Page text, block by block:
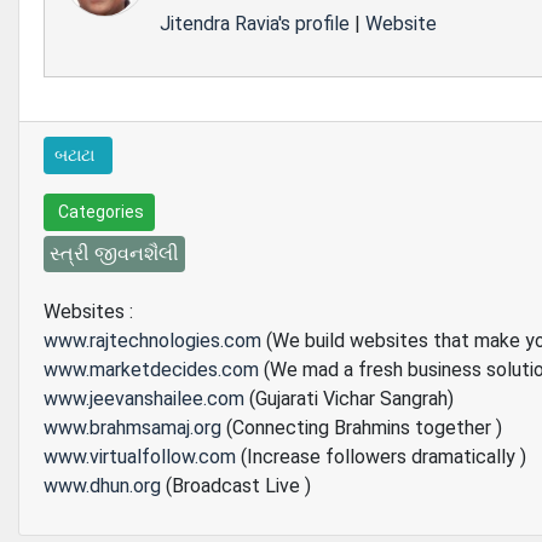
Jitendra Ravia's profile | Website
બટાટા
Categories
સ્ત્રી જીવનશૈલી
Websites :
www.rajtechnologies.com (We build websites that make
www.marketdecides.com (We mad a fresh business
www.jeevanshailee.com (Gujarati Vichar Sangrah)
www.brahmsamaj.org (Connecting Brahmins together )
www.virtualfollow.com (Increase followers dramatically )
www.dhun.org (Broadcast Live )